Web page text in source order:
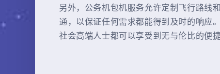
另外，公务机包机服务允许定制飞行路线
通，以保证任何需求都能得到及时的响应
社会高端人士都可以享受到无与伦比的便捷